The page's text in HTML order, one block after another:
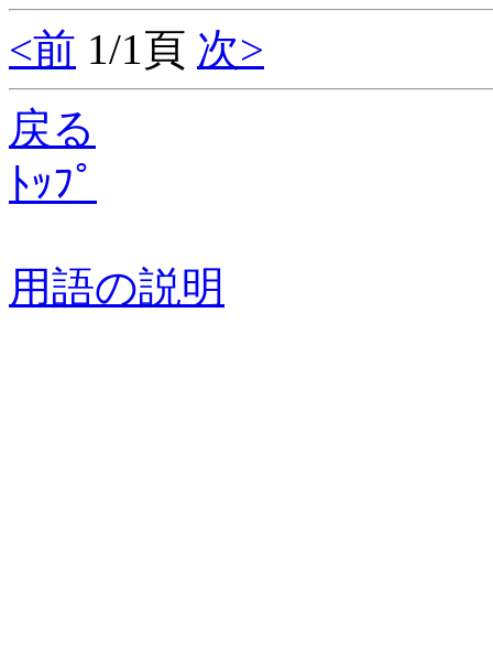
<前 1/1頁 次>
戻る
ﾄｯﾌﾟ
用語の説明